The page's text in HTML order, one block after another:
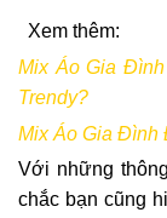
Xem thêm:
Mix Áo Gia
Trendy?
Mix Áo Gia Đình
Với những
chắc bạn cũng